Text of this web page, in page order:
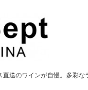
送のワインが自慢。多彩な